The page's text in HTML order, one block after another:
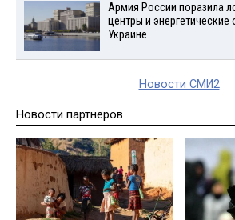
Армия России поразила
центры и энергетические
Украине
Новости СМИ2
Новости партнеров